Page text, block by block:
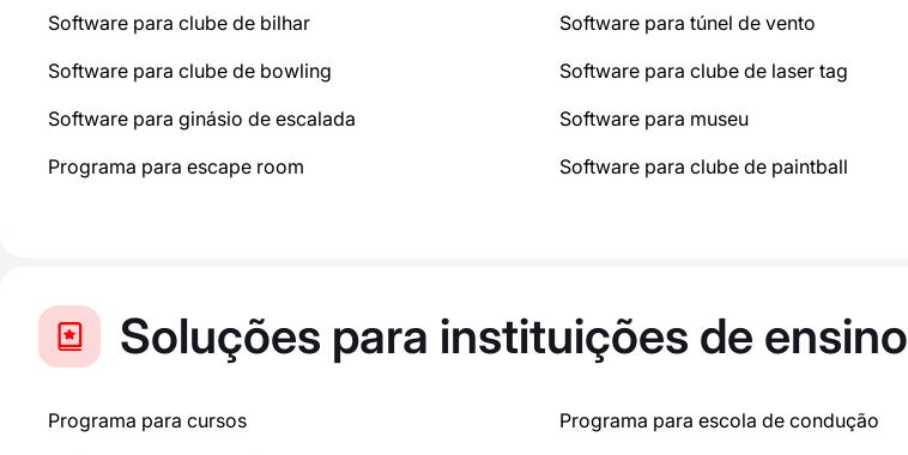
Software para clube de bilhar
Software para clube de bowling
Software para ginásio de escalada
Programa para escape room
Software para túnel de vento
Software para clube de laser tag
Software para museu
Software para clube de paintball
Soluções para instituições de ensino
Programa para cursos
Programa para escola de condução